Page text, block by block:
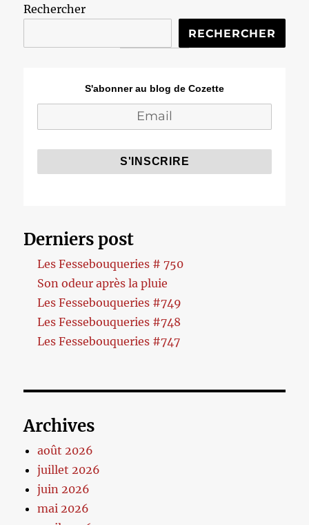
Rechercher
RECHERCHER
S'abonner au blog de Cozette
Derniers post
Les Fessebouqueries # 750
Son odeur après la pluie
Les Fessebouqueries #749
Les Fessebouqueries #748
Les Fessebouqueries #747
Archives
août 2026
juillet 2026
juin 2026
mai 2026